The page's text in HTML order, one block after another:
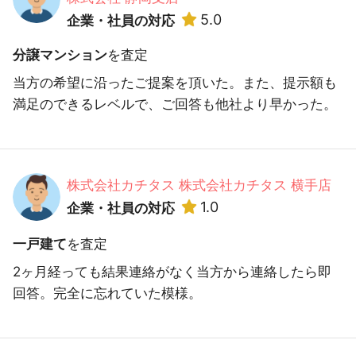
企業・社員の対応
5.0
分譲マンションを査定
当方の希望に沿ったご提案を頂いた。また、提示額も
満足のできるレベルで、ご回答も他社より早かった。
株式会社カチタス 株式会社カチタス 横手店
企業・社員の対応
1.0
一戸建てを査定
2ヶ月経っても結果連絡がなく当方から連絡したら即
回答。完全に忘れていた模様。